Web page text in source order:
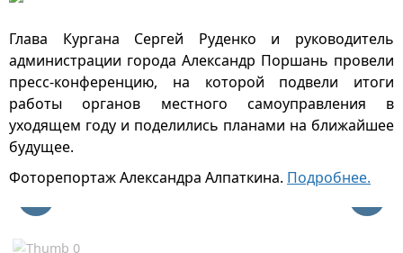
Глава Кургана Сергей Руденко и руководитель
администрации города Александр Поршань провели
пресс-конференцию, на которой подвели итоги
работы органов местного самоуправления в
уходящем году и поделились планами на ближайшее
будущее.
Фоторепортаж Александра Алпаткина. Подробнее.